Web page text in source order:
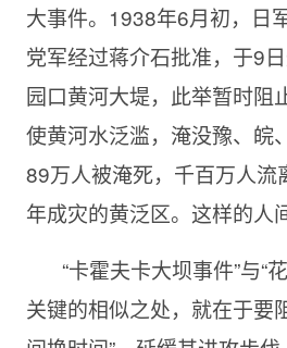
大事件。1938年6月初，日
党军经过蒋介石批准，于9
园口黄河大堤，此举暂时阻
使黄河水泛滥，淹没豫、皖
89万人被淹死，千百万人流
年成灾的黄泛区。这样的人
“卡霍夫卡大坝事件”与“
关键的相似之处，就在于要